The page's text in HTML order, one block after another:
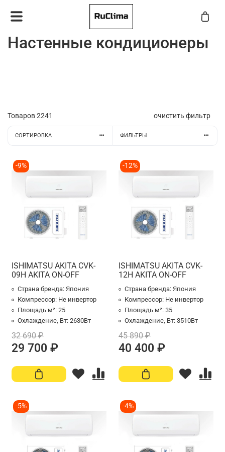
Настенные кондиционеры
Товаров2241 очистить фильтр
СОРТИРОВКА ФИЛЬТРЫ
-9%
ISHIMATSU AKITA CVK-
09H AKITA ON-OFF
Страна бренда: Япония
Компрессор: Не инвертор
Площадь м²: 25
Охлаждение, Вт: 2630Вт
32 690 ₽
29 700 ₽
-12%
ISHIMATSU AKITA CVK-
12H AKITA ON-OFF
Страна бренда: Япония
Компрессор: Не инвертор
Площадь м²: 35
Охлаждение, Вт: 3510Вт
45 890 ₽
40 400 ₽
-5% -4%